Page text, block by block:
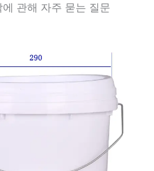
관해 자주 묻는 질문